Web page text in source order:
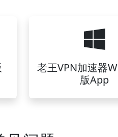
老王VPN加速器
版App